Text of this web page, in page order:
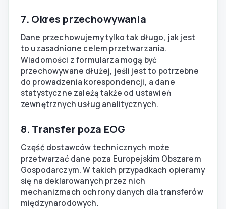
7. Okres przechowywania
Dane przechowujemy tylko tak długo, jak jest
to uzasadnione celem przetwarzania.
Wiadomości z formularza mogą być
przechowywane dłużej, jeśli jest to potrzebne
do prowadzenia korespondencji, a dane
statystyczne zależą także od ustawień
zewnętrznych usług analitycznych.
8. Transfer poza EOG
Część dostawców technicznych może
przetwarzać dane poza Europejskim Obszarem
Gospodarczym. W takich przypadkach opieramy
się na deklarowanych przez nich
mechanizmach ochrony danych dla transferów
międzynarodowych.